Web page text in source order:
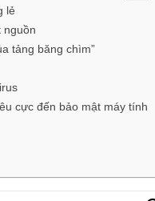
lẻ
nguồn
tảng băng chìm”
cực đến bảo mật máy tính